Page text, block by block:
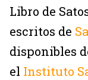
Libro de
escritos de
disponibles
el Instituto